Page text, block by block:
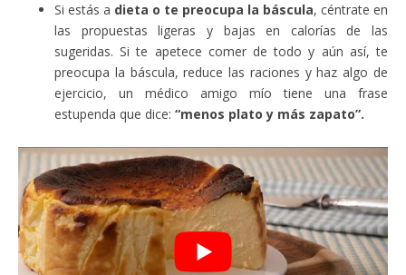
Si estás a dieta o te preocupa la báscula, céntrate en
las propuestas ligeras y bajas en calorías de las
sugeridas. Si te apetece comer de todo y aún así, te
preocupa la báscula, reduce las raciones y haz algo de
ejercicio, un médico amigo mío tiene una frase
estupenda que dice: “menos plato y más zapato”.